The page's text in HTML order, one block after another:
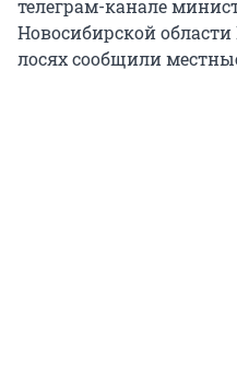
телеграм-канале
Новосибирской
лосях сообщили